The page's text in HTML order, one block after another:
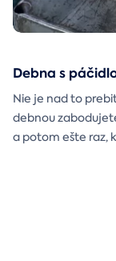
Debna s
Nie je nad to
debnou
a potom ešte raz,
Vonkajšie